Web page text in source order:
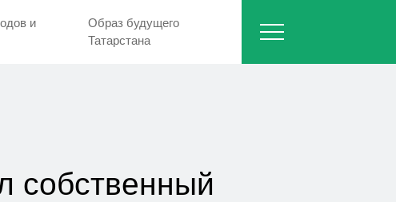
и
Образ будущего
Татарстана
собственный